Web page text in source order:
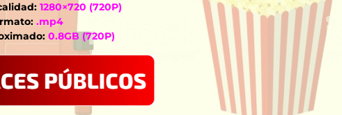
1280×720 (720P)
.mp4
0.8GB (720P)